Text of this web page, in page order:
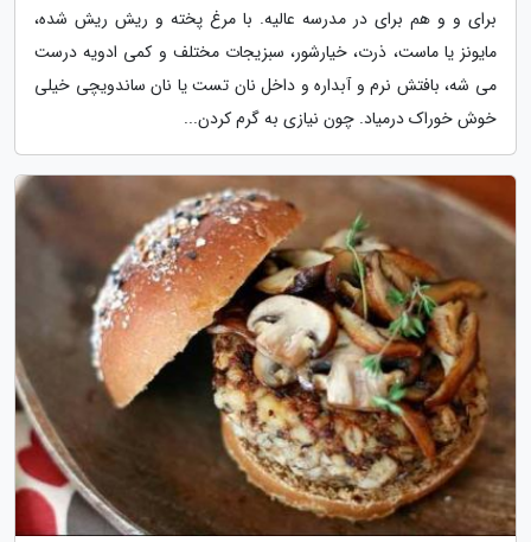
برای و و هم برای در مدرسه عالیه. با مرغ پخته و ریش ریش شده،
مایونز یا ماست، ذرت، خیارشور، سبزیجات مختلف و کمی ادویه درست
می شه، بافتش نرم و آبداره و داخل نان تست یا نان ساندویچی خیلی
خوش خوراک درمیاد. چون نیازی به گرم کردن...